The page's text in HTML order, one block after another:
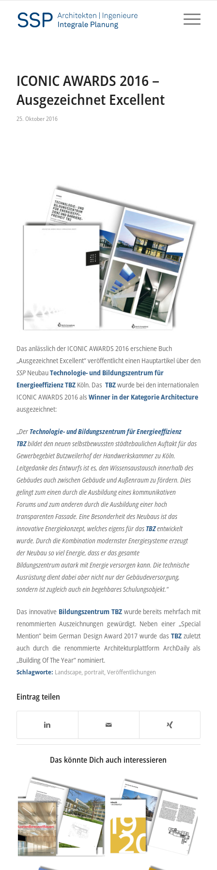
ICONIC AWARDS 2016 –
Ausgezeichnet Excellent
25. Oktober 2016
Das anlässlich der ICONIC AWARDS 2016 erschiene Buch
„Ausgezeichnet Excellent“ veröffentlicht einen Hauptartikel über den
SSPNeubauTechnologie- und Bildungszentrum für
Energieeffizienz TBZKöln. Das TBZwurde bei den internationalen
ICONIC AWARDS 2016 als Winner in der Kategorie Architecture
ausgezeichnet:
„Der Technologie- und Bildungszentrum für Energieeffizienz
TBZbildet den neuen selbstbewusstenstädtebaulichen Auftakt für das
GewerbegebietButzweilerhof der Handwerkskammer zu Köln.
Leitgedanke desEntwurfs ist es, den Wissensaustausch innerhalb des
Gebäudesauch zwischen Gebäude und Außenraum zu fördern. Dies
gelingtzum einen durch die Ausbildung eines kommunikativen
Forumsund zum anderen durch die Ausbildung einer hoch
transparentenFassade. Eine Besonderheit des Neubaus ist das
innovativeEnergiekonzept, welches eigens für das TBZentwickelt
wurde. Durch die Kombination modernster Energiesysteme erzeugt
derNeubau so viel Energie, dass er das gesamte
Bildungszentrumautark mit Energie versorgen kann. Die technische
Ausrüstungdient dabei aber nicht nur der Gebäudeversorgung,
sondern istzugleich auch ein begehbares Schulungsobjekt.“
Das innovative Bildungszentrum TBZwurde bereits mehrfach mit
renommierten Auszeichnungen gewürdigt. Neben einer „Special
Mention“ beim German Design Award 2017 wurde dasTBZ zuletzt
auch durch die renommierte Architekturplattform ArchDaily als
„Building Of The Year“ nominiert.
Schlagworte: Landscape, portrait, Veröffentlichungen
Eintrag teilen
Das könnte Dich auch interessieren